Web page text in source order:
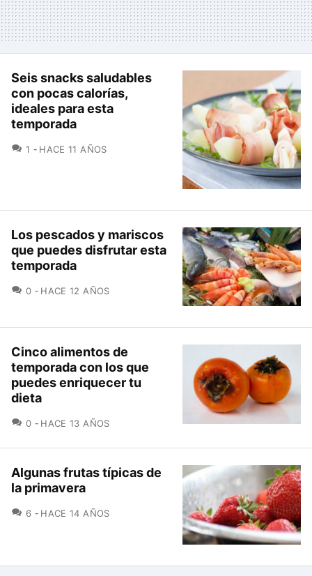
Seis snacks saludables
con pocas calorías,
ideales para esta
temporada
1 COMENTARIOS
HACE 11 AÑOS
Los pescados y mariscos
que puedes disfrutar esta
temporada
0 COMENTARIOS
HACE 12 AÑOS
Cinco alimentos de
temporada con los que
puedes enriquecer tu
dieta
0 COMENTARIOS
HACE 13 AÑOS
Algunas frutas típicas de
la primavera
6 COMENTARIOS
HACE 14 AÑOS